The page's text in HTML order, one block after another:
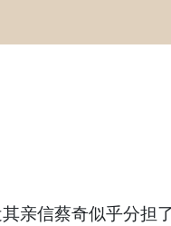
信蔡奇似乎分担